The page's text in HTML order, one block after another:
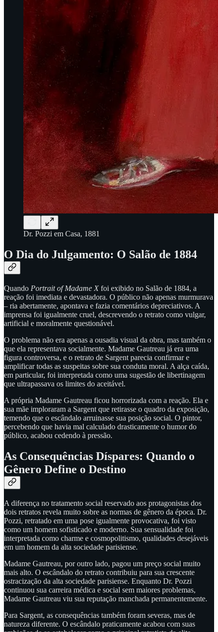
Dr. Pozzi em Casa, 1881
O Dia do Julgamento: O Salão de 1884
Quando Portrait of Madame Xfoi exibido no Salão de 1884, a
reação foi imediata e devastadora. O público não apenas murmurava
– ria abertamente, apontava e fazia comentários depreciativos. A
imprensa foi igualmente cruel, descrevendo o retrato como vulgar,
artificial e moralmente questionável.
O problema não era apenas a ousadia visual da obra, mas também o
que ela representava socialmente. Madame Gautreau já era uma
figura controversa, e o retrato de Sargent parecia confirmar e
amplificar todas as suspeitas sobre sua conduta moral. A alça caída,
em particular, foi interpretada como uma sugestão de libertinagem
que ultrapassava os limites do aceitável.
A própria Madame Gautreau ficou horrorizada com a reação. Ela e
sua mãe imploraram a Sargent que retirasse o quadro da exposição,
temendo que o escândalo arruinasse sua posição social. O pintor,
percebendo que havia mal calculado drasticamente o humor do
público, acabou cedendo à pressão.
As Consequências Díspares: Quando o
Gênero Define o Destino
A diferença no tratamento social reservado aos protagonistas dos
dois retratos revela muito sobre as normas de gênero da época. Dr.
Pozzi, retratado em uma pose igualmente provocativa, foi visto
como um homem sofisticado e moderno. Sua sensualidade foi
interpretada como charme e cosmopolitismo, qualidades desejáveis
em um homem da alta sociedade parisiense.
Madame Gautreau, por outro lado, pagou um preço social muito
mais alto. O escândalo do retrato contribuiu para sua crescente
ostracização da alta sociedade parisiense. Enquanto Dr. Pozzi
continuou sua carreira médica e social sem maiores problemas,
Madame Gautreau viu sua reputação manchada permanentemente.
Para Sargent, as consequências também foram severas, mas de
natureza diferente. O escândalo praticamente acabou com suas